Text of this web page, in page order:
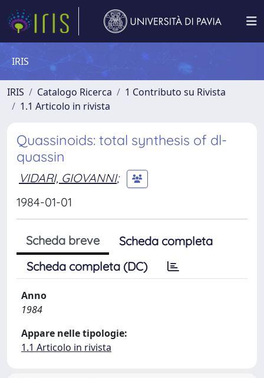
IRIS
IRIS Catalogo Ricerca
1 Contributo su Rivista
1.1 Articolo in rivista
Quassinoids: total synthesis of dl-
quassin
VIDARI, GIOVANNI;
1984-01-01
Scheda breve
Scheda completa
Scheda completa (DC)
Anno
1984
Appare nelle tipologie:
1.1 Articolo in rivista